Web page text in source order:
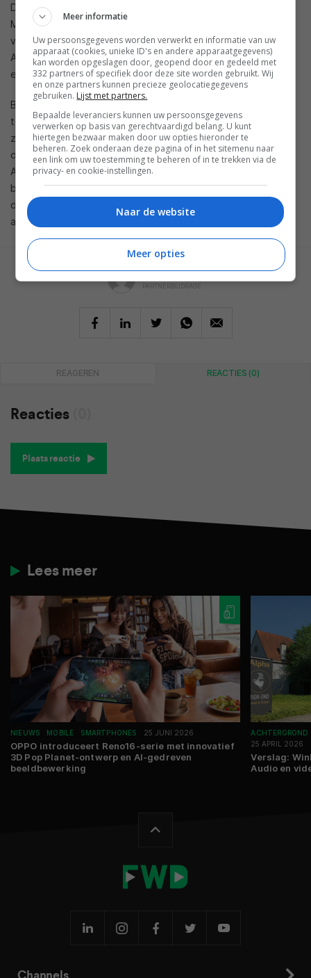
De iPhone 17 heeft de nieuwe A19-chip en de iPhone 17 Pro
Max heeft zelfs de nieuwe A19 Pro-chip. Deze chips zorgen
voor nog krachtigere prestaties. Dit zorgt voor verbeterde
AI-functies, betere graphics en een hogere
energiezuinigheid.
Bij de aanschaf van een nieuwe telefoon is het belangrijk om
te kijken naar welke eigenschappen voor jou echt van belang
zijn. Een functie waarmee je met je telefoon je Airpods
draadloos kan opladen is natuurlijk erg leuk. Maar als je geen
Airpods hebt die dit ondersteunen en je ook niet van plan
bent deze aan te schaffen, is het wellicht ook voldoende om
de iPhone 17 te kopen. Maak voor jezelf de juiste
afwegingen en kies de telefoon die bij jou past.
GESCHREVEN DOOR
PARTNERBIJDRAGE
REAGEREN REACTIES (0)
Reacties
Plaats reactie
Lees meer
NIEUWS MOBILE SMARTPHONES 25 JUNI 2026
OPPO introduceert Reno16-serie met innovatief
3D Pop Planet-ontwerp en AI-gedreven
beeldbewerking
ACHTERGROND
25 APRIL 2026
Verslag:
Audio en
Meer informatie
Uw persoonsgegevens worden verwerkt en informatie van uw
apparaat (cookies, unieke ID's en andere apparaatgegevens)
kan worden opgeslagen door, geopend door en gedeeld met
332 partners of specifiek door deze site worden gebruikt. Wij
en onze partners kunnen precieze geolocatiegegevens
gebruiken. Lijst met partners.
Bepaalde leveranciers kunnen uw persoonsgegevens
verwerken op basis van gerechtvaardigd belang. U kunt
hiertegen bezwaar maken door uw opties hieronder te
beheren. Zoek onderaan deze pagina of in het sitemenu naar
een link om uw toestemming te beheren of in te trekken via de
privacy- en cookie-instellingen.
Naar de website
Meer opties